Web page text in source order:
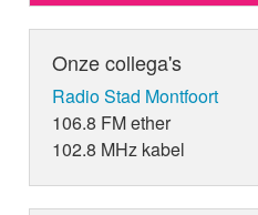
Onze collega's
Radio Stad Montfoort
106.8 FM ether
102.8 MHz kabel